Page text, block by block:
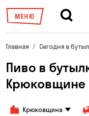
МЕНЮ
Главная Сегодня в
Пиво в
Крюковщине
Крюковщина